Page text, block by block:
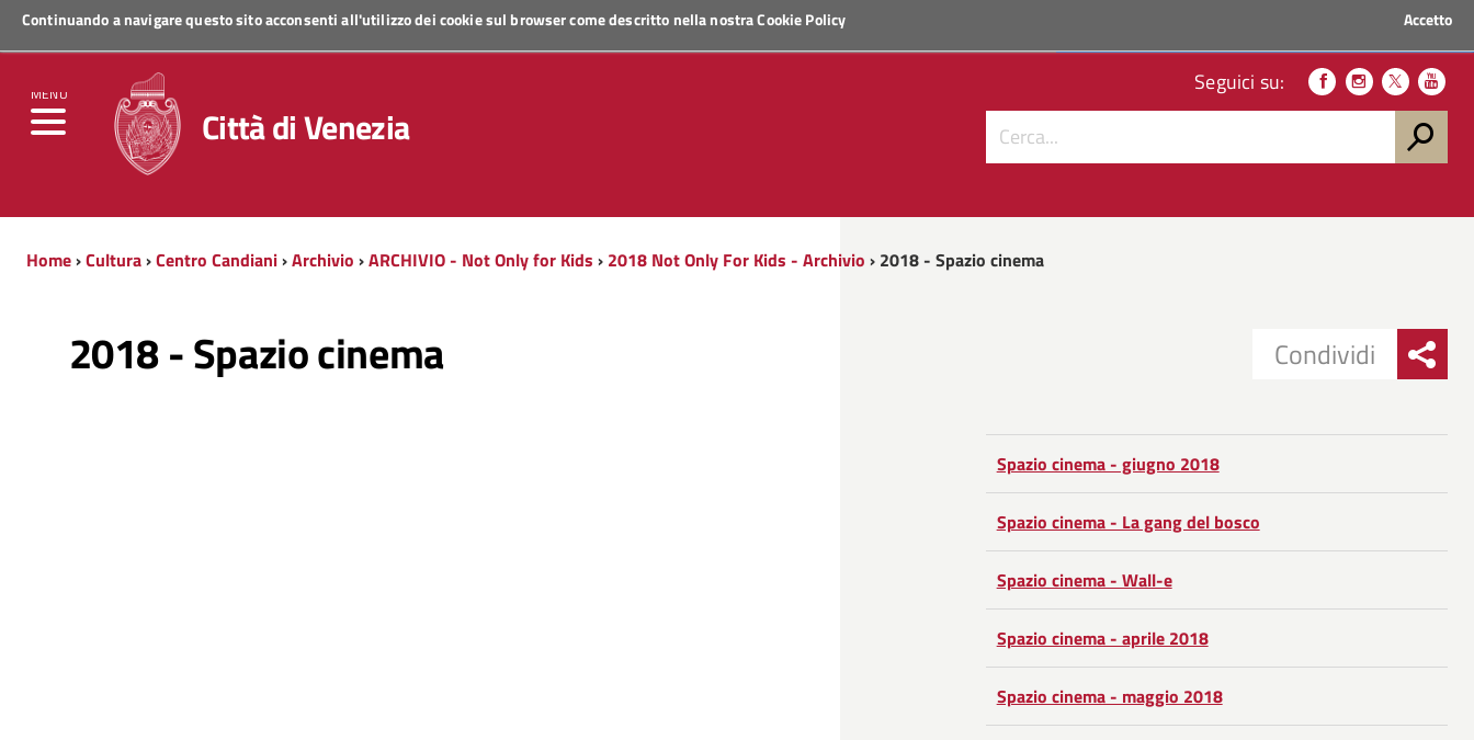
Continuando a navigare questo sito acconsenti all'utilizzo dei cookie sul browser come descritto nella nostraCookie Policy Accetto
MENU
Regione Veneto
Città di Venezia
Seguici su:
Home›Cultura›Centro Candiani›Archivio ›ARCHIVIO - Not Only for Kids › 2018 Not Only For Kids - Archivio › 2018 - Spazio cinema
2018 - Spazio cinema
Facebook
su
Twitter
Condividi
su
Google
Plus
Condividi
Spazio cinema - giugno 2018
Spazio cinema - La gang del bosco
Spazio cinema - Wall-e
Spazio cinema - aprile 2018
Spazio cinema - maggio 2018